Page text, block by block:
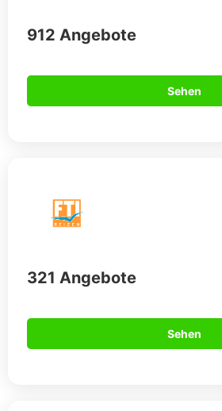
912 Angebote
Sehen
321 Angebote
Sehen